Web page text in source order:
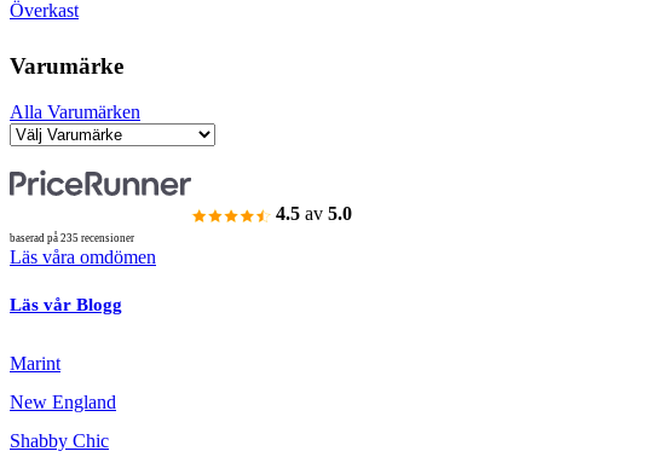
Överkast
Varumärke
Alla Varumärken
4.5 av 5.0
baserad på 235 recensioner
Läs våra omdömen
Läs vår Blogg
Marint
New England
Shabby Chic